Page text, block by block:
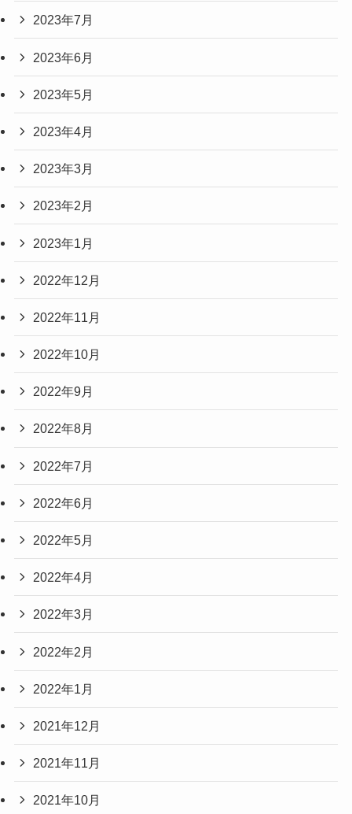
2023年7月
2023年6月
2023年5月
2023年4月
2023年3月
2023年2月
2023年1月
2022年12月
2022年11月
2022年10月
2022年9月
2022年8月
2022年7月
2022年6月
2022年5月
2022年4月
2022年3月
2022年2月
2022年1月
2021年12月
2021年11月
2021年10月